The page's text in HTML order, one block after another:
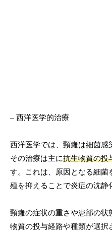
– 西洋医学的治療
西洋医学では、頸癰は細菌感
その治療は主に抗生物質の投
す。これは、原因となる細菌
殖を抑えることで炎症の沈静
頸癰の症状の重さや患部の状
物質の投与経路や種類が選択